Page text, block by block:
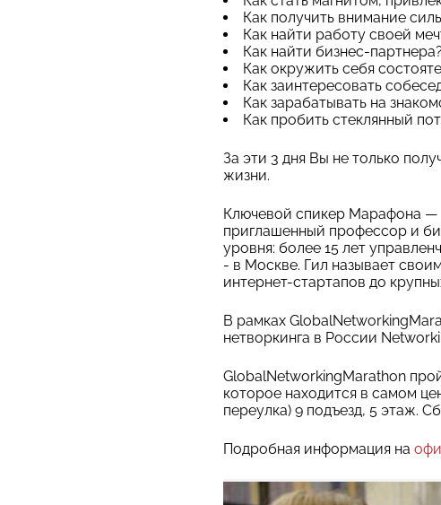
Как получить внимание
Как найти работу своей
Как найти бизнес-
Как окружить себя
Как заинтересовать
Как зарабатывать на
Как пробить стеклянный
За эти 3 дня Вы не только
жизни.
Ключевой спикер Марафона —
приглашенный профессор и
уровня: более 15 лет
- в Москве. Гил называет
интернет-стартапов до
В рамках
нетворкинга в России
GlobalNetworkingMarathon
которое находится в самом
переулка) 9 подъезд, 5 этаж.
Подробная информация на